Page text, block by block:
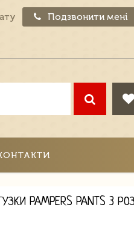
Подзвонити мені
PAMPERS PANTS 3